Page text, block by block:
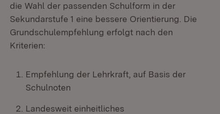
die Wahl der passenden Schulform in der
Sekundarstufe 1 eine bessere Orientierung. Die
Grundschulempfehlung erfolgt nach den
Kriterien:
Empfehlung der Lehrkraft, auf Basis der
Schulnoten
Landesweit einheitliches